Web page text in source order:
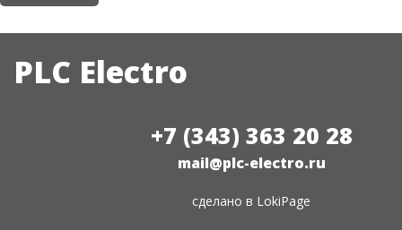
PLC Electro
+7 (343) 363 20 28
mail@plc-electro.ru
сделано в LokiPage